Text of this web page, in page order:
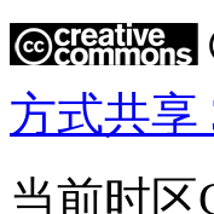
方式共享
当前时区